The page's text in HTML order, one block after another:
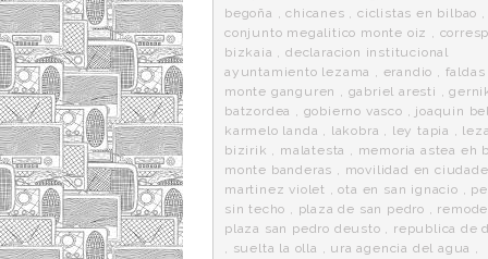
begoña ,chicanes ,ciclistas en bilbao ,
conjunto megalitico monte oiz ,
bizkaia ,declaracion institucional
ayuntamiento lezama , erandio ,
monte ganguren , gabriel aresti ,
batzordea , gobierno vasco , joaquin
karmelo landa , lakobra , ley tapia ,
bizirik , malatesta , memoria astea eh
monte banderas , movilidad en
martinez violet ,ota en san ignacio ,
sin techo , plaza de san pedro ,
plaza san pedro deusto , republica de
, suelta la olla , ura agencia del agua ,